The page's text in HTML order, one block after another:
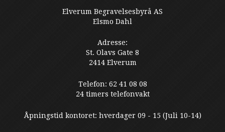
Elverum Begravelsesbyrå AS
Elsmo Dahl
Adresse:
St. Olavs Gate 8
2414 Elverum
Telefon: 62 41 08 08
24 timers telefonvakt
Åpningstid kontoret: hverdager 09 - 15 (Juli 10-14)